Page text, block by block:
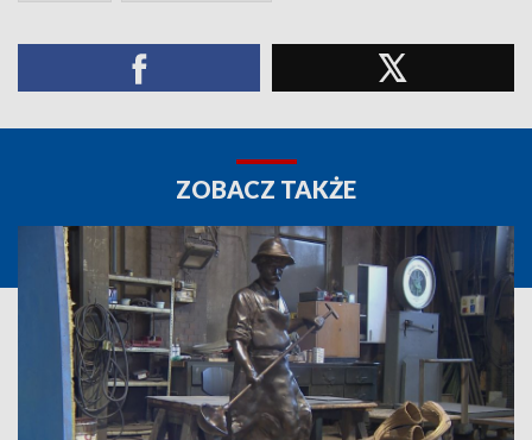
ZOBACZ TAKŻE